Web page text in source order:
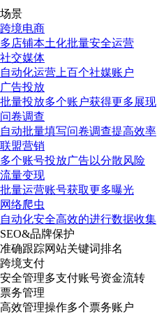
场景
跨境电商
多店铺本土化批量安全运营
社交媒体
自动化运营上百个社媒账户
广告投放
批量投放多个账户获得更多展现
问卷调查
自动批量填写问卷调查提高效率
联盟营销
多个账号投放广告以分散风险
流量变现
批量运营账号获取更多曝光
网络爬虫
自动化安全高效的进行数据收集
SEO&品牌保护
准确跟踪网站关键词排名
跨境支付
安全管理多支付账号资金流转
票务管理
高效管理操作多个票务账户